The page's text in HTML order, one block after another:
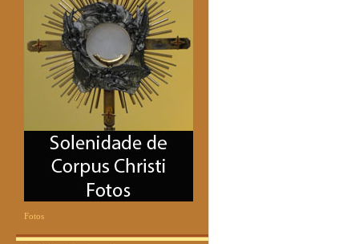
Fotos